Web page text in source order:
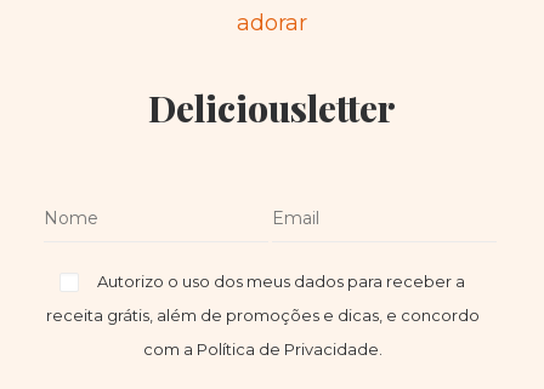
adorar
Deliciousletter
Autorizo o uso dos meus dados para receber a
receita grátis, além de promoções e dicas, e concordo
com a Política de Privacidade.